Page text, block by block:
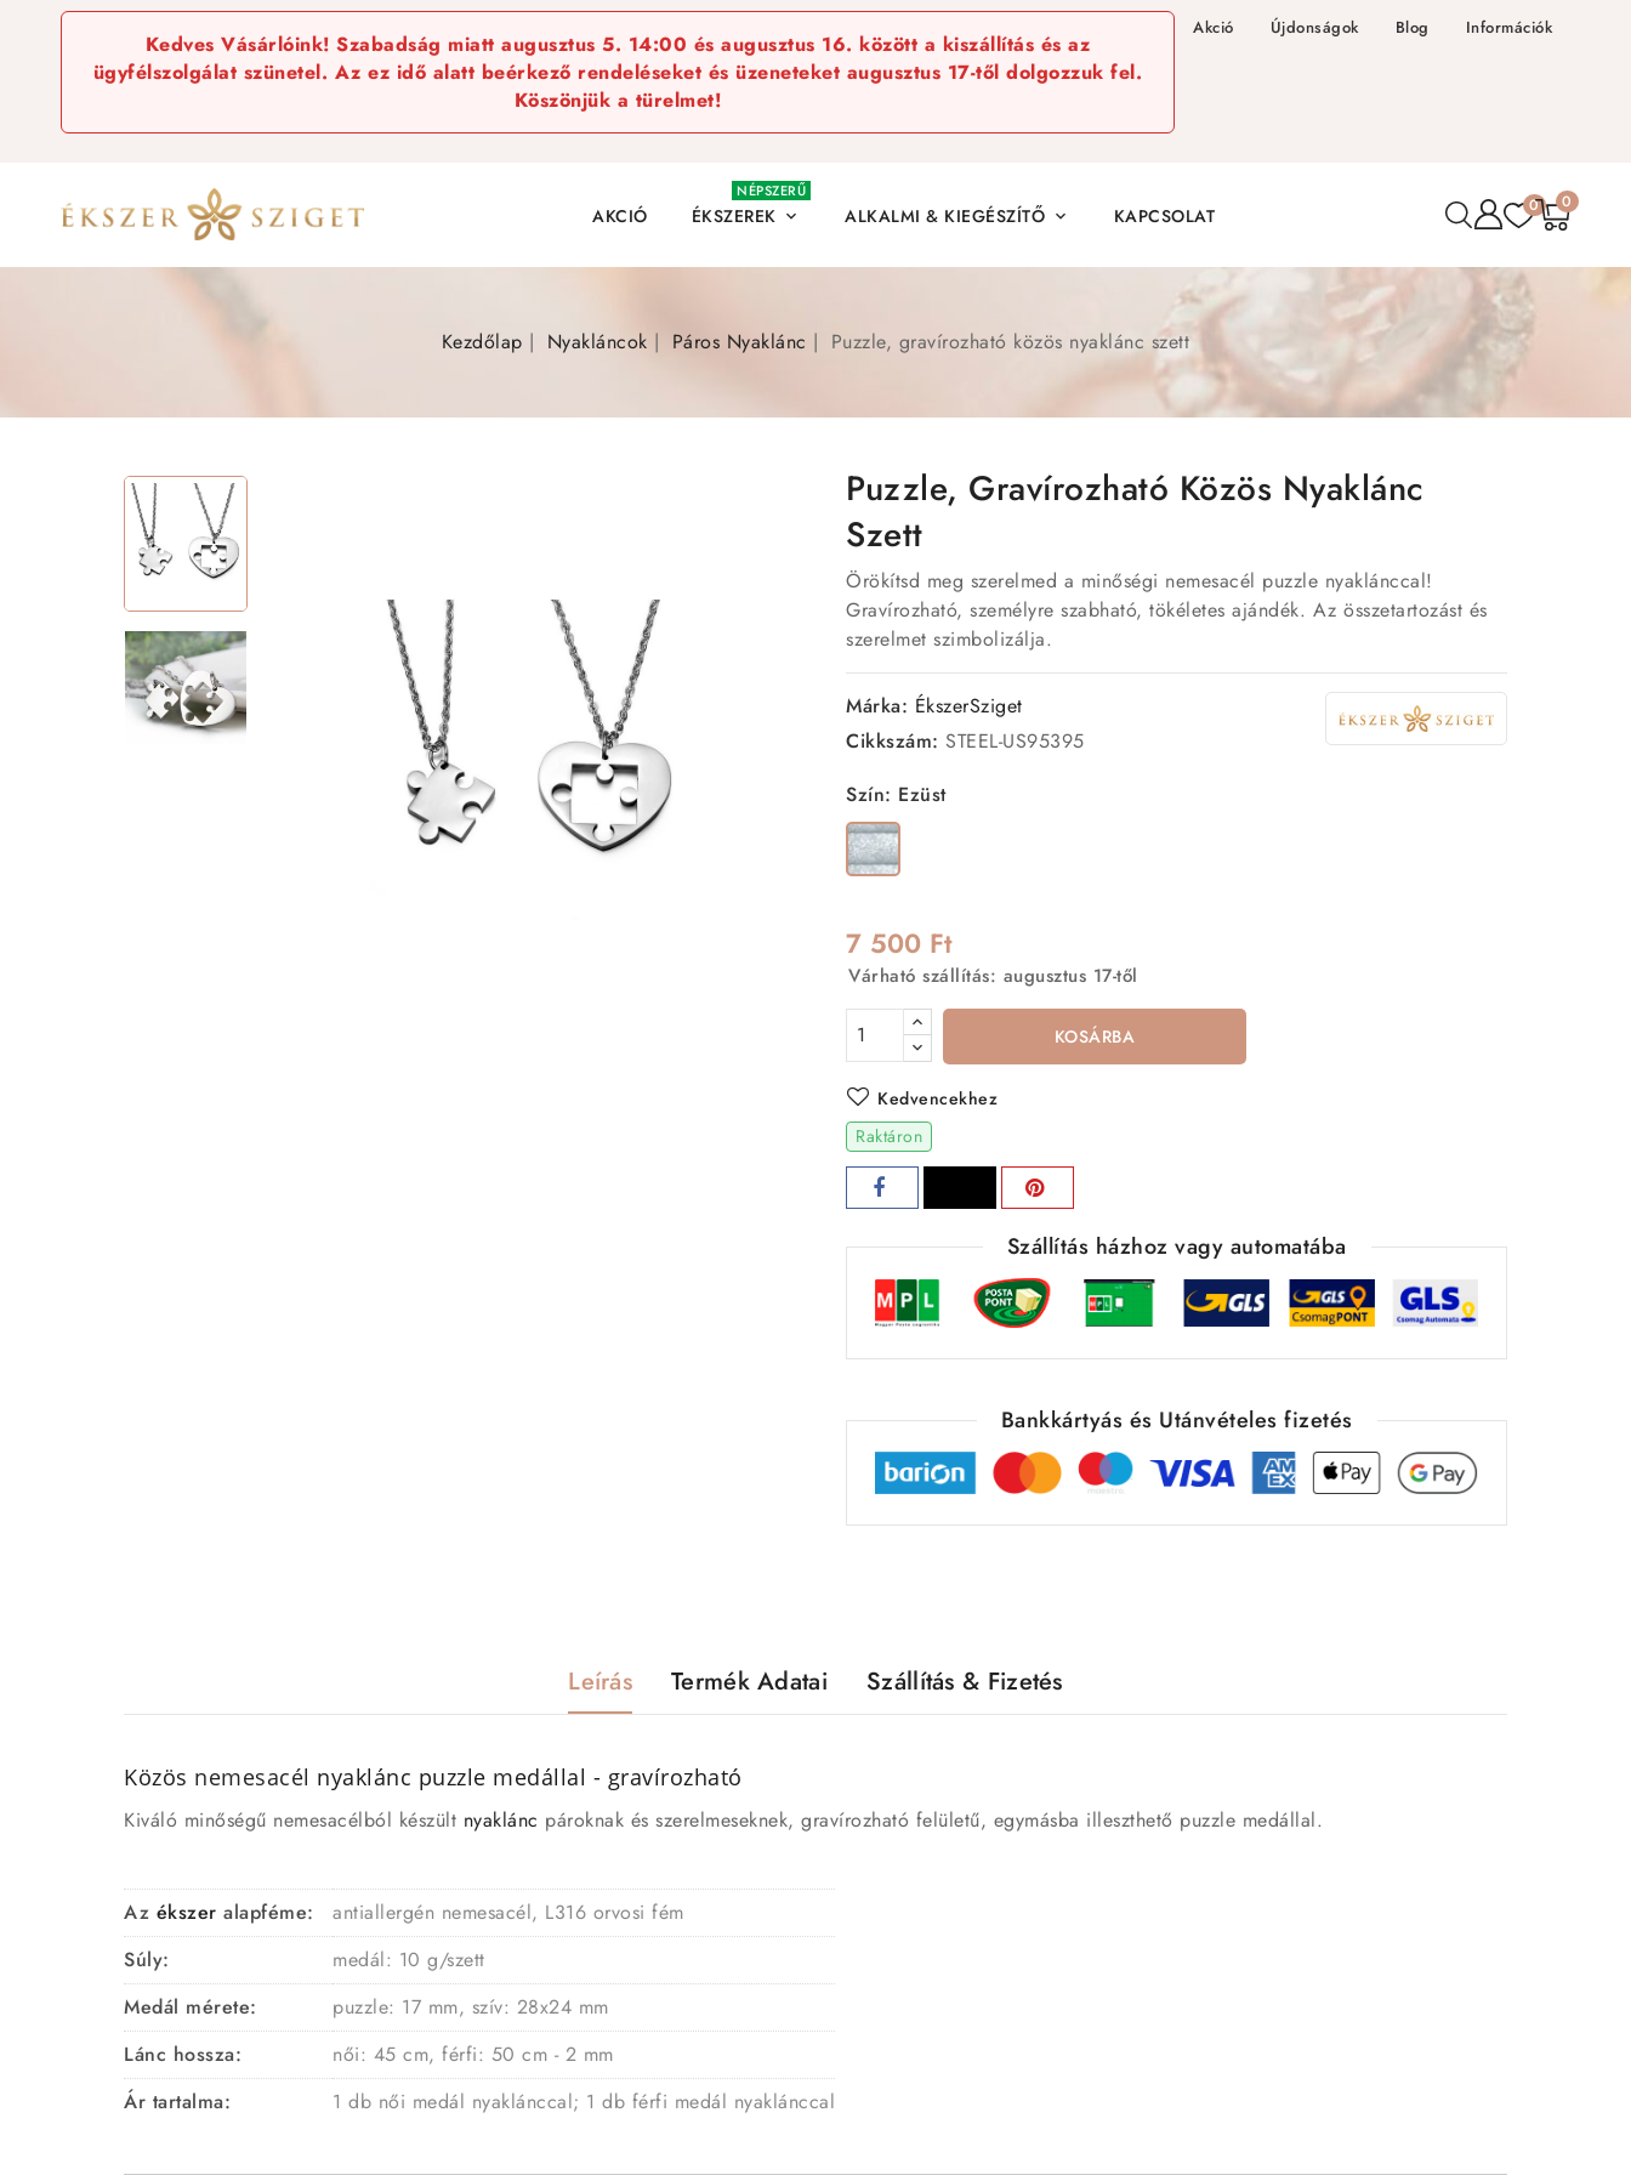
Kedves Vásárlóink! Szabadság miatt augusztus 5. 14:00 és augusztus 16. között a kiszállítás és az
ügyfélszolgálat szünetel. Az ez idő alatt beérkező rendeléseket és üzeneteket augusztus 17-től dolgozzuk fel.
Köszönjük a türelmet!
Akció Újdonságok Blog Információk
AKCIÓ ÉKSZEREK 
NÉPSZERŰ
ALKALMI & KIEGÉSZÍTŐ  KAPCSOLAT 0 0
Kezdőlap Nyakláncok Páros Nyaklánc Puzzle, gravírozható közös nyaklánc szett
Puzzle, Gravírozható Közös Nyaklánc
Szett
Örökítsd meg szerelmed a minőségi nemesacél puzzle nyaklánccal!
Gravírozható, személyre szabható, tökéletes ajándék. Az összetartozást és
szerelmet szimbolizálja.
Márka: ÉkszerSziget
Cikkszám: STEEL-US95395
Szín: Ezüst
Ezüst
7 500 Ft
Várható szállítás: augusztus 17-től
KOSÁRBA
Kedvencekhez
Raktáron
Szállítás házhoz vagy automatába
Bankkártyás és Utánvételes fizetés
Leírás Termék Adatai Szállítás & Fizetés
Közös nemesacél nyaklánc puzzle medállal - gravírozható
Kiváló minőségű nemesacélból készült nyaklánc pároknak és szerelmeseknek, gravírozható felületű, egymásba illeszthető puzzle medállal.
Az ékszer alapféme:
antiallergén nemesacél, L316 orvosi fém
Súly:
medál: 10 g/szett
Medál mérete:
puzzle: 17 mm, szív: 28x24 mm
Lánc hossza:
női: 45 cm, férfi: 50 cm - 2 mm
Ár tartalma:
1 db női medál nyaklánccal; 1 db férfi medál nyaklánccal